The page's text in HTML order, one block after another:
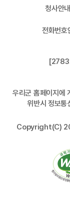
청사안
전화번호
우리군 홈페이지에
위반시 정보통
Copyright(C)